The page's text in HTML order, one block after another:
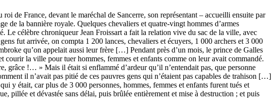
de France, devant le maréchal de Sancerre, son représentant – accueilli ensuite par
de la bannière royale. Quelques chevaliers et quatre-vingt hommes d’armes
Le célèbre chroniqueur Jean Froissart a fait la relation vive du sac de la ville, avec
fut arrivée, on compta 1 200 lances, chevaliers et écuyers, 1 000 archers et 3 000
qu’on appelait aussi leur frère […] Pendant près d’un mois, le prince de Galles
la ville pour tuer hommes, femmes et enfants comme on leur avait commandé.
grâce !… » Mais il était si enflammé d’ardeur qu’il n’entendait pas, que personne
il n’avait pas pitié de ces pauvres gens qui n’étaient pas capables de trahison […]
y était, car plus de 3 000 personnes, hommes, femmes et enfants furent tués et
et dévastée sans délai, puis brûlée entièrement et mise à destruction ; et puis